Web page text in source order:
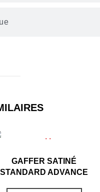
GAFFER SATINÉ
STANDARD ADVANCE